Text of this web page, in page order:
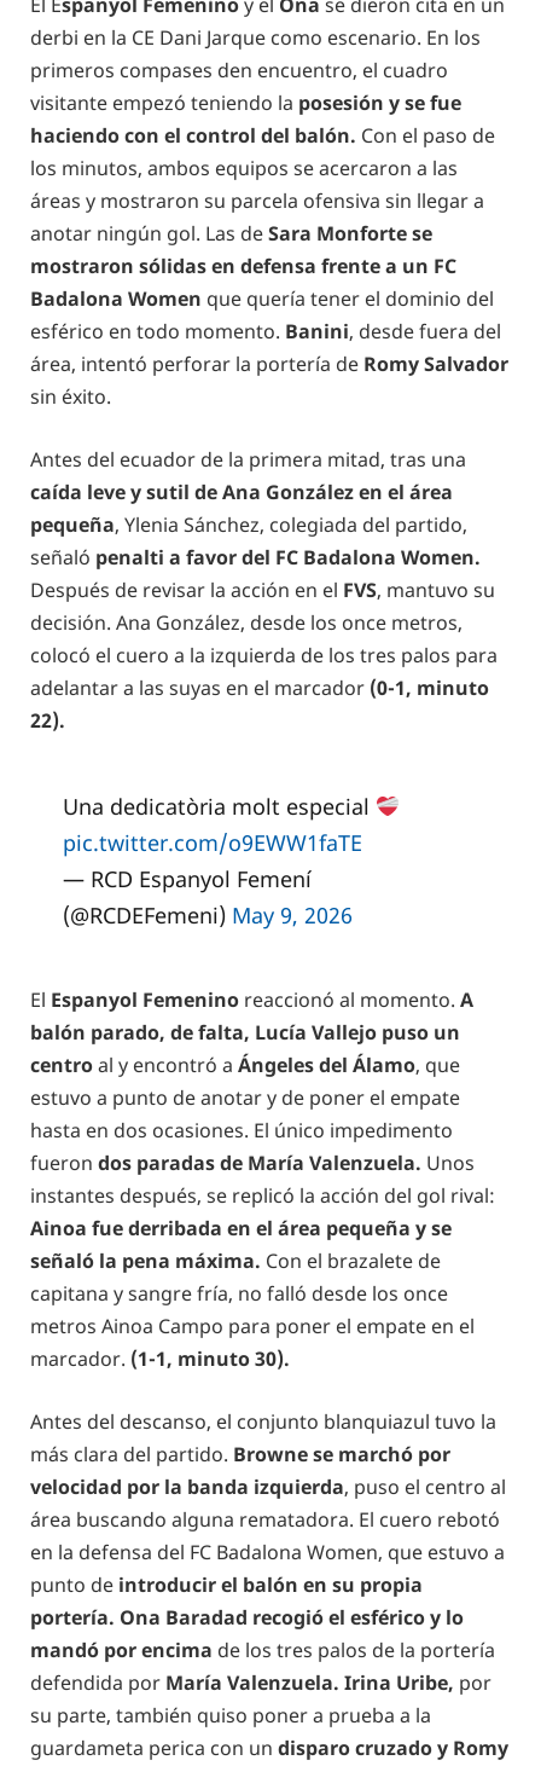
derbi en la CE Dani Jarque como escenario. En los
primeros compases den encuentro, el cuadro
visitante empezó teniendo la posesión y se fue
haciendo con el control del balón. Con el paso de
los minutos, ambos equipos se acercaron a las
áreas y mostraron su parcela ofensiva sin llegar a
anotar ningún gol. Las deSara Monforte se
mostraron sólidas en defensa frente a un FC
Badalona Women que quería tener el dominio del
esférico en todo momento. Banini, desde fuera del
área, intentó perforar la portería de Romy Salvador
sin éxito.
Antes del ecuador de la primera mitad, tras una
caída leve y sutil de Ana González en el área
pequeña, Ylenia Sánchez, colegiada del partido,
señaló penalti a favor del FC Badalona Women.
Después de revisar la acción en el FVS, mantuvo su
decisión. Ana González, desde los once metros,
colocó el cuero a la izquierda de los tres palos para
adelantar a las suyas en el marcador (0-1, minuto
22).
Una dedicatòria molt especial
pic.twitter.com/o9EWW1faTE
— RCD Espanyol Femení
(@RCDEFemeni) May 9, 2026
El Espanyol Femenino reaccionó al momento. A
balón parado, de falta, Lucía Vallejo puso un
centroal y encontró a Ángeles del Álamo, que
estuvo a punto de anotar y de poner el empate
hasta en dos ocasiones. El único impedimento
fueron dos paradas de María Valenzuela. Unos
instantes después, se replicó la acción del gol rival:
Ainoa fue derribada en el área pequeña y se
señaló la pena máxima. Con el brazalete de
capitana y sangre fría, no falló desde los once
metros Ainoa Campo para poner el empate en el
marcador. (1-1, minuto 30).
Antes del descanso, el conjunto blanquiazul tuvo la
más clara del partido. Browne se marchó por
velocidad por la banda izquierda, puso el centro al
área buscando alguna rematadora. El cuero rebotó
en la defensa del FC Badalona Women, que estuvo a
punto de introducir el balón en su propia
portería. Ona Baradad recogió el esférico y lo
mandó por encima de los tres palos de la portería
defendida por María Valenzuela. Irina Uribe, por
su parte, también quiso poner a prueba a la
guardameta perica con un disparo cruzado y Romy